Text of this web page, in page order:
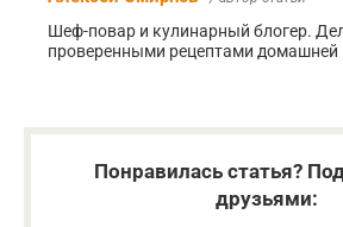
Шеф-повар и кулинарный блогер.
проверенными рецептами домашней
Понравилась статья?
друзьями: